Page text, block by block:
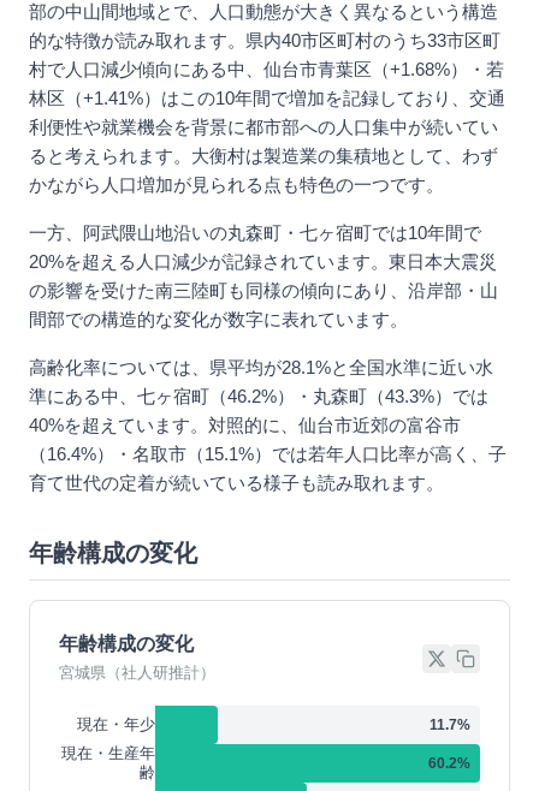
部の中山間地域とで、人口動態が大きく異なるという構造
的な特徴が読み取れます。県内40市区町村のうち33市区町
村で人口減少傾向にある中、仙台市青葉区（+1.68%）・若
林区（+1.41%）はこの10年間で増加を記録しており、交通
利便性や就業機会を背景に都市部への人口集中が続いてい
ると考えられます。大衡村は製造業の集積地として、わず
かながら人口増加が見られる点も特色の一つです。
一方、阿武隈山地沿いの丸森町・七ヶ宿町では10年間で
20%を超える人口減少が記録されています。東日本大震災
の影響を受けた南三陸町も同様の傾向にあり、沿岸部・山
間部での構造的な変化が数字に表れています。
高齢化率については、県平均が28.1%と全国水準に近い水
準にある中、七ヶ宿町（46.2%）・丸森町（43.3%）では
40%を超えています。対照的に、仙台市近郊の富谷市
（16.4%）・名取市（15.1%）では若年人口比率が高く、子
育て世代の定着が続いている様子も読み取れます。
年齢構成の変化
年齢構成の変化
宮城県（社人研推計）
現在・年少 11.7%
現在・生産年
齢
60.2%